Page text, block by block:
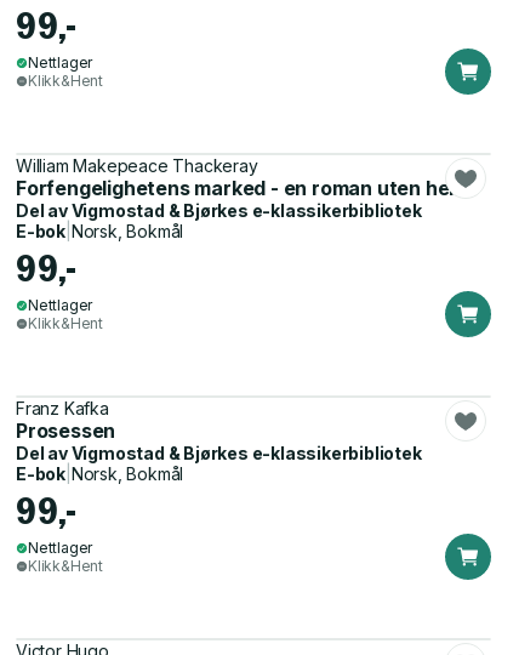
99,-
Nettlager
Klikk&Hent
William Makepeace Thackeray
Forfengelighetens marked - en roman uten helt
Del avVigmostad & Bjørkes e-klassikerbibliotek
E-bok Norsk, Bokmål
99,-
Nettlager
Klikk&Hent
Franz Kafka
Prosessen
Del avVigmostad & Bjørkes e-klassikerbibliotek
E-bok Norsk, Bokmål
99,-
Nettlager
Klikk&Hent
Victor Hugo